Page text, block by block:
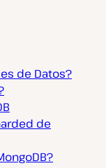
de Datos?
de